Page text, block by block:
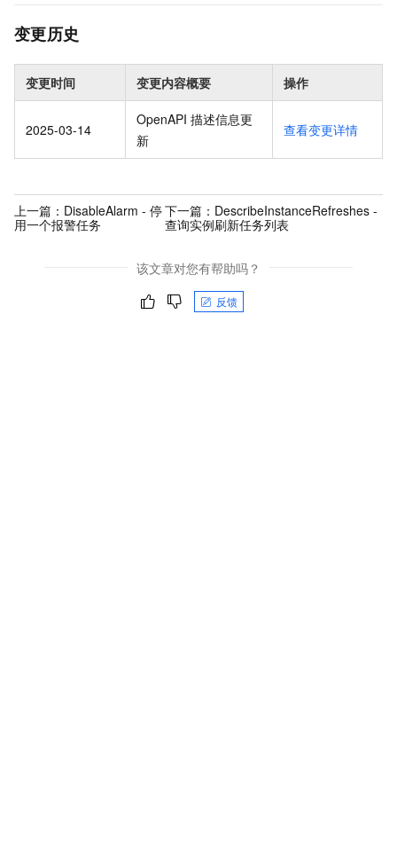
变更历史
变更时间 变更内容概要 操作
2025-03-14
OpenAPI 描述信息更
新
查看变更详情
上一篇： DisableAlarm - 停
用一个报警任务
下一篇： DescribeInstanceRefreshes -
查询实例刷新任务列表
该文章对您有帮助吗？
反馈